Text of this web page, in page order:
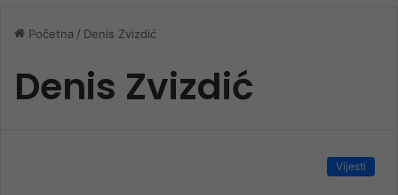
Početna / Denis Zvizdić
Denis Zvizdić
Vijesti